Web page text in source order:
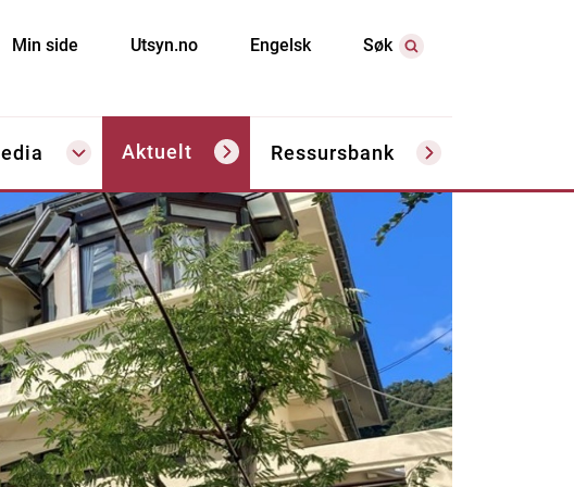
Min side Utsyn.no Engelsk Søk
Aktuelt Ressursbank